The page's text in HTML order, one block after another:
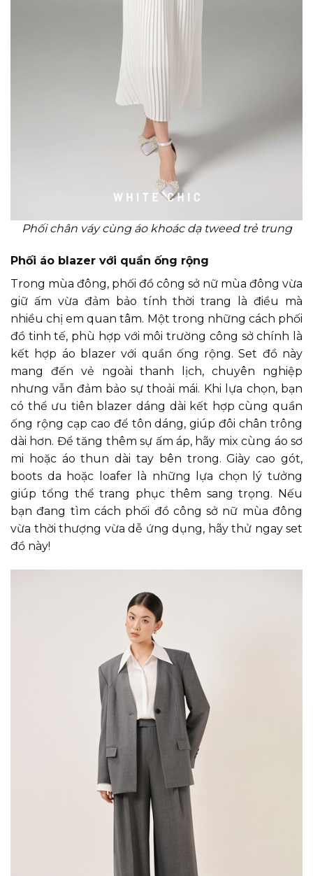
Phối chân váy cùng áo khoác dạ tweed trẻ trung
Phối áo blazer với quần ống rộng
Trong mùa đông, phối đồ công sở nữ mùa đông vừa
giữ ấm vừa đảm bảo tính thời trang là điều mà
nhiều chị em quan tâm. Một trong những cách phối
đồ tinh tế, phù hợp với môi trường công sở chính là
kết hợp áo blazer với quần ống rộng. Set đồ này
mang đến vẻ ngoài thanh lịch, chuyên nghiệp
nhưng vẫn đảm bảo sự thoải mái. Khi lựa chọn, bạn
có thể ưu tiên blazer dáng dài kết hợp cùng quần
ống rộng cạp cao để tôn dáng, giúp đôi chân trông
dài hơn. Để tăng thêm sự ấm áp, hãy mix cùng áo sơ
mi hoặc áo thun dài tay bên trong. Giày cao gót,
boots da hoặc loafer là những lựa chọn lý tưởng
giúp tổng thể trang phục thêm sang trọng. Nếu
bạn đang tìm cách phối đồ công sở nữ mùa đông
vừa thời thượng vừa dễ ứng dụng, hãy thử ngay set
đồ này!